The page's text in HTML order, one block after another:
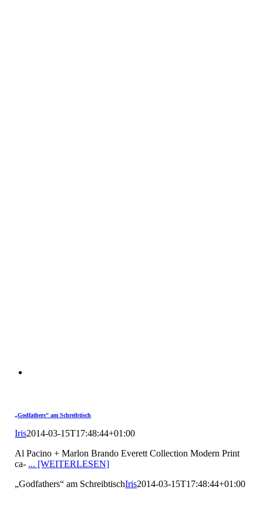
„Godfathers“ am Schreibtisch
Iris2014-03-15T17:48:44+01:00
Al Pacino + Marlon Brando Everett Collection Modern Print
ca- ... [WEITERLESEN]
„Godfathers“ am SchreibtischIris2014-03-15T17:48:44+01:00